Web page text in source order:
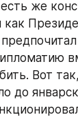
же
Вот
до